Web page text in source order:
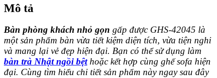
Mô tả
Bàn phòng khách nhỏ gọn gấp được GHS-42045 là
một sản phẩm bàn vừa tiết kiệm diện tích, vừa tiện nghi
và mang lại vẻ đẹp hiện đại. Bạn có thể sử dụng làm
bàn trà Nhật ngồi bệthoặc kết hợp cùng ghế sofa hiện
đại. Cùng tìm hiểu chi tiết sản phẩm này ngay sau đây